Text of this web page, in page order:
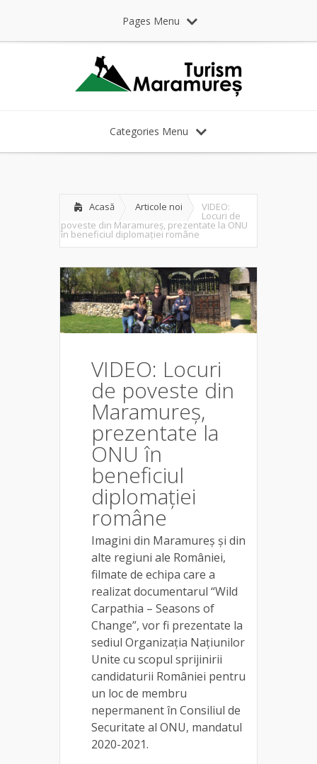
Pages Menu
Categories Menu
Acasă Articole noi VIDEO:
Locuri de
poveste din Maramureș, prezentate la ONU
în beneficiul diplomației române
VIDEO: Locuri
de poveste din
Maramureș,
prezentate la
ONU în
beneficiul
diplomației
române
Imagini din Maramureș și din
alte regiuni ale României,
filmate de echipa care a
realizat documentarul “Wild
Carpathia – Seasons of
Change”, vor fi prezentate la
sediul Organizația Națiunilor
Unite cu scopul sprijinirii
candidaturii României pentru
un loc de membru
nepermanent în Consiliul de
Securitate al ONU, mandatul
2020-2021.